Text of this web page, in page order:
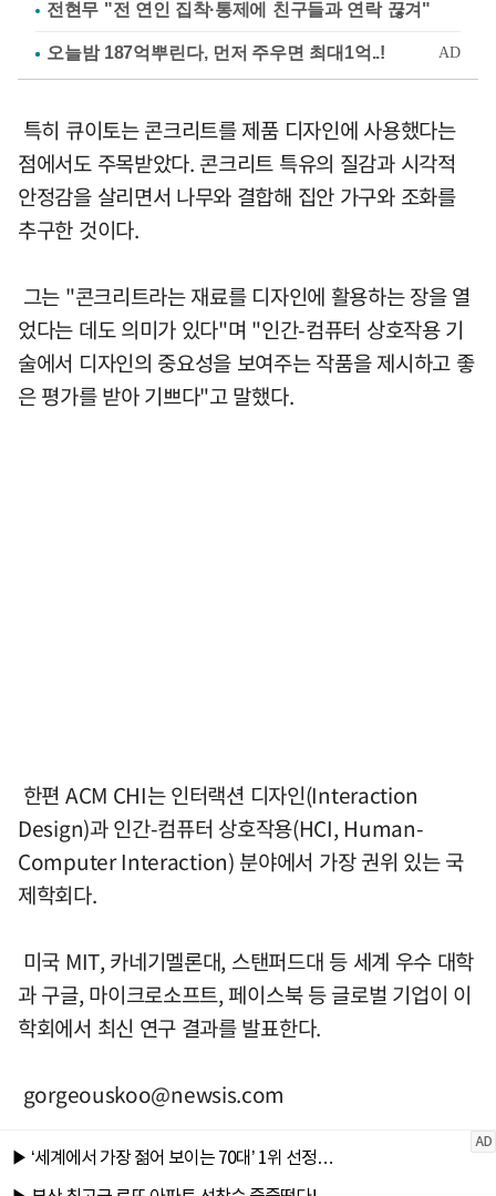
전현무 "전 연인 집착·통제에 친구들과 연락 끊겨"
특히 큐이토는 콘크리트를 제품 디자인에 사용했다는
점에서도 주목받았다. 콘크리트 특유의 질감과 시각적
안정감을 살리면서 나무와 결합해 집안 가구와 조화를
추구한 것이다.
그는 "콘크리트라는 재료를 디자인에 활용하는 장을 열
었다는 데도 의미가 있다"며 "인간-컴퓨터 상호작용 기
술에서 디자인의 중요성을 보여주는 작품을 제시하고 좋
은 평가를 받아 기쁘다"고 말했다.
한편 ACM CHI는 인터랙션 디자인(Interaction
Design)과 인간-컴퓨터 상호작용(HCI, Human-
Computer Interaction) 분야에서 가장 권위 있는 국
제학회다.
미국 MIT, 카네기멜론대, 스탠퍼드대 등 세계 우수 대학
과 구글, 마이크로소프트, 페이스북 등 글로벌 기업이 이
학회에서 최신 연구 결과를 발표한다.
gorgeouskoo@newsis.com